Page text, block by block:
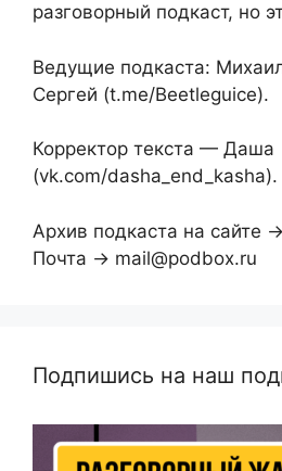
разговорный подкаст, но
Ведущие подкаста:
Сергей (t.me/Beetleguice).
Корректор текста — Даша
(vk.com/dasha_end_kasha).
Архив подкаста на сайте
Почта → mail@podbox.ru
Подпишись на наш